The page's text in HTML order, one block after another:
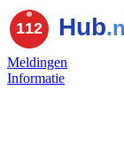
Meldingen
Informatie